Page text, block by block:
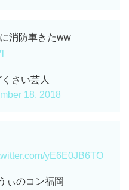
消防車きたww
さい芸人
18, 2018
yE6E0JB6TO
ぃのコン福岡